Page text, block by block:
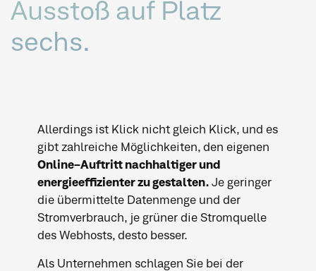
Ausstoß auf Platz
sechs.
Allerdings ist Klick nicht gleich Klick, und es
gibt zahlreiche Möglichkeiten, den eigenen
Online-Auftritt nachhaltiger und
energieeffizienter zu gestalten. Je geringer
die übermittelte Datenmenge und der
Stromverbrauch, je grüner die Stromquelle
des Webhosts, desto besser.
Als Unternehmen schlagen Sie bei der